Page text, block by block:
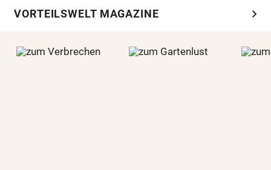
VORTEILSWELT MAGAZINE chevron_right